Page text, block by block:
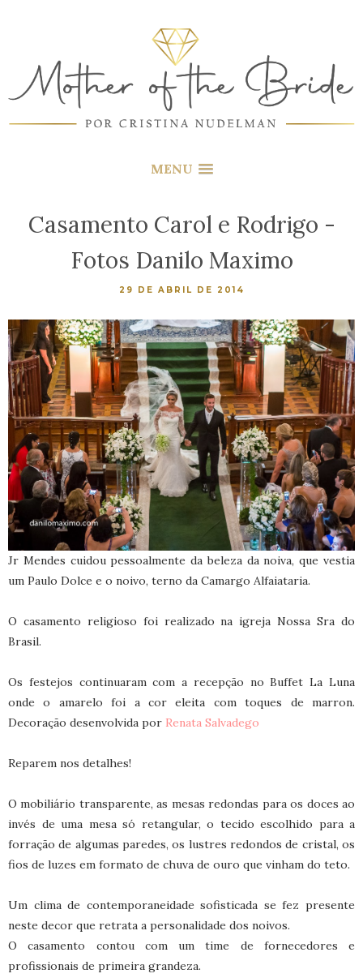
MENU
Casamento Carol e Rodrigo -
Fotos Danilo Maximo
29 DE ABRIL DE 2014
Jr Mendes cuidou pessoalmente da beleza da noiva, que vestia
um Paulo Dolce e o noivo, terno da Camargo Alfaiataria.
O casamento religioso foi realizado na igreja Nossa Sra do
Brasil.
Os festejos continuaram com a recepção no Buffet La Luna
onde o amarelo foi a cor eleita com toques de marron.
Decoração desenvolvida por Renata Salvadego
Reparem nos detalhes!
O mobiliário transparente, as mesas redondas para os doces ao
invés de uma mesa só retangular, o tecido escolhido para a
forração de algumas paredes, os lustres redondos de cristal, os
fios de luzes em formato de chuva de ouro que vinham do teto.
Um clima de contemporaneidade sofisticada se fez presente
neste decor que retrata a personalidade dos noivos.
O casamento contou com um time de fornecedores e
profissionais de primeira grandeza.